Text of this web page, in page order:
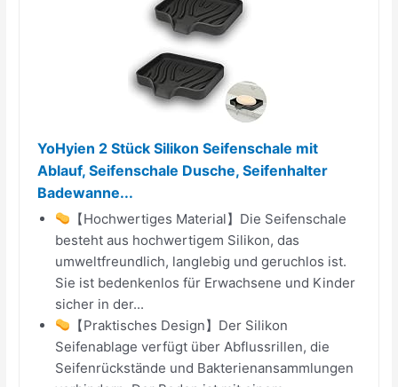
YoHyien 2 Stück Silikon Seifenschale mit
Ablauf, Seifenschale Dusche, Seifenhalter
Badewanne...
【Hochwertiges Material】Die Seifenschale
besteht aus hochwertigem Silikon, das
umweltfreundlich, langlebig und geruchlos ist.
Sie ist bedenkenlos für Erwachsene und Kinder
sicher in der...
【Praktisches Design】Der Silikon
Seifenablage verfügt über Abflussrillen, die
Seifenrückstände und Bakterienansammlungen